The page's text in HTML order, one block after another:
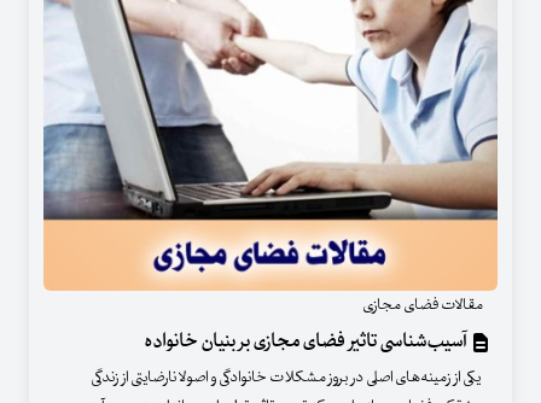
مقالات فضای مجازی
آسیب‌شناسی تاثیر فضای مجازی بر بنیان خانواده
یکی از زمینه‌های اصلی در بروز مشکلات خانوادگی و اصولا نارضایتی از زندگی